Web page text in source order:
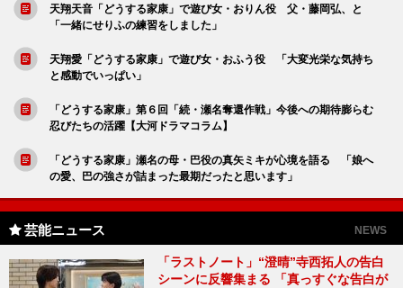
天翔天音「どうする家康」で遊び女・おりん役 父・藤岡弘、と
「一緒にせりふの練習をしました」
天翔愛「どうする家康」で遊び女・おふう役 「大変光栄な気持ち
と感動でいっぱい」
「どうする家康」第６回「続・瀬名奪還作戦」今後への期待膨らむ
忍びたちの活躍【大河ドラマコラム】
「どうする家康」瀬名の母・巴役の真矢ミキが心境を語る 「娘へ
の愛、巴の強さが詰まった最期だったと思います」
芸能ニュース NEWS
「ラストノート」“澄晴”寺西拓人の告白
シーンに反響集まる 「真っすぐな告白が